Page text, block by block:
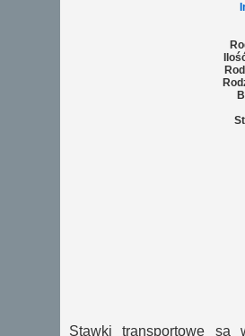
Stawki transportowe są